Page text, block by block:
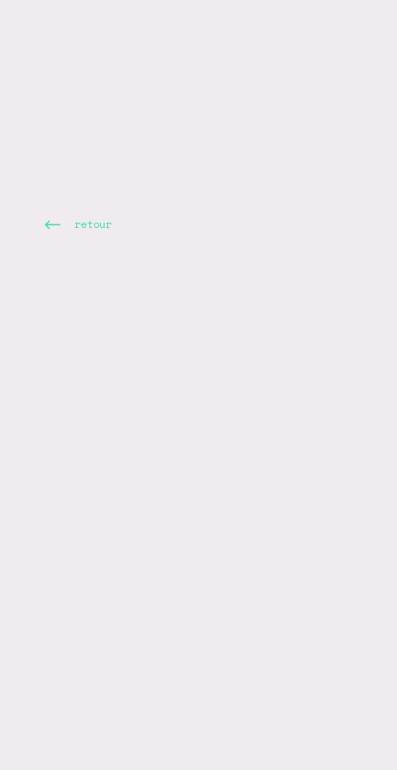
retour